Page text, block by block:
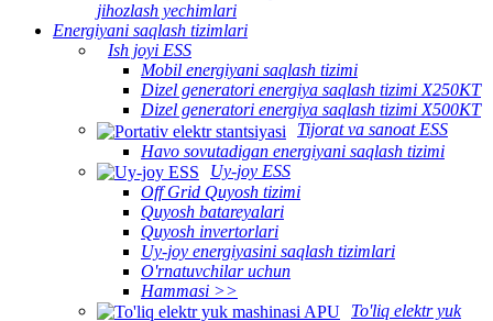
jihozlash yechimlari
Energiyani saqlash tizimlari
Ish joyi ESS
Mobil energiyani saqlash tizimi
Dizel generatori energiya saqlash tizimi X250KT
Dizel generatori energiya saqlash tizimi X500KT
Tijorat va sanoat ESS
Havo sovutadigan energiyani saqlash tizimi
Uy-joy ESS
Off Grid Quyosh tizimi
Quyosh batareyalari
Quyosh invertorlari
Uy-joy energiyasini saqlash tizimlari
O'rnatuvchilar uchun
Hammasi >>
To'liq elektr yuk